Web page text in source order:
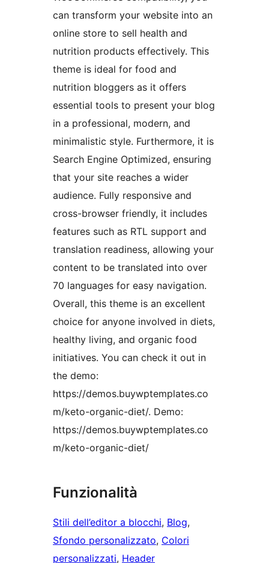
can transform your website into an
online store to sell health and
nutrition products effectively. This
theme is ideal for food and
nutrition bloggers as it offers
essential tools to present your blog
in a professional, modern, and
minimalistic style. Furthermore, it is
Search Engine Optimized, ensuring
that your site reaches a wider
audience. Fully responsive and
cross-browser friendly, it includes
features such as RTL support and
translation readiness, allowing your
content to be translated into over
70 languages for easy navigation.
Overall, this theme is an excellent
choice for anyone involved in diets,
healthy living, and organic food
initiatives. You can check it out in
the demo:
https://demos.buywptemplates.co
m/keto-organic-diet/. Demo:
https://demos.buywptemplates.co
m/keto-organic-diet/
Funzionalità
Stili dell’editor a blocchi, Blog
Sfondo personalizzato, Colori
personalizzati, Header